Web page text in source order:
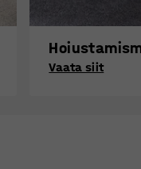
Vaata siit